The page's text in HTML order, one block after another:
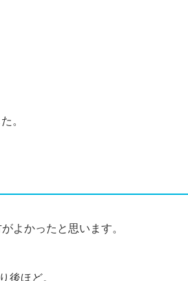
。
よかったと思います。
後ほど。